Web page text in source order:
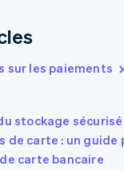
sur les paiements
stockage
de carte : un guide
carte bancaire
unis
简体中文